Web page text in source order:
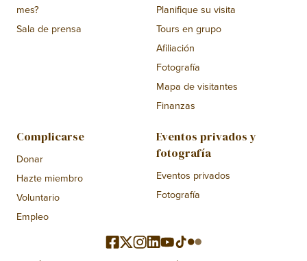
mes?
Sala de prensa
Planifique su visita
Tours en grupo
Afiliación
Fotografía
Mapa de visitantes
Finanzas
Complicarse
Donar
Hazte miembro
Voluntario
Empleo
Eventos privados y
fotografía
Eventos privados
Fotografía